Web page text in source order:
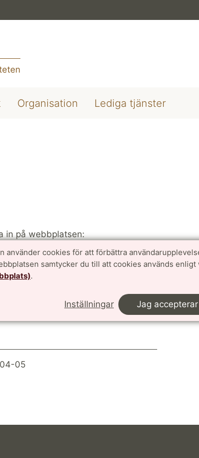
använder cookies för att förbättra
samtycker du till att cookies används enligt
.
Inställningar Jag
Organisation Lediga tjänster
in på webbplatsen:
05